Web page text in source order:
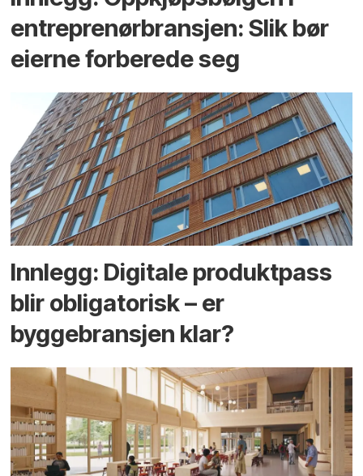
entreprenør­bransjen: Slik bør
eierne forberede seg
Innlegg: Digitale produktpass
blir obligatorisk – er
byggebransjen klar?